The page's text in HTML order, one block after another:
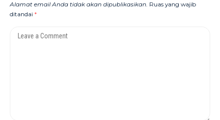
Alamat email Anda tidak akan dipublikasikan. Ruas yang wajib
ditandai *